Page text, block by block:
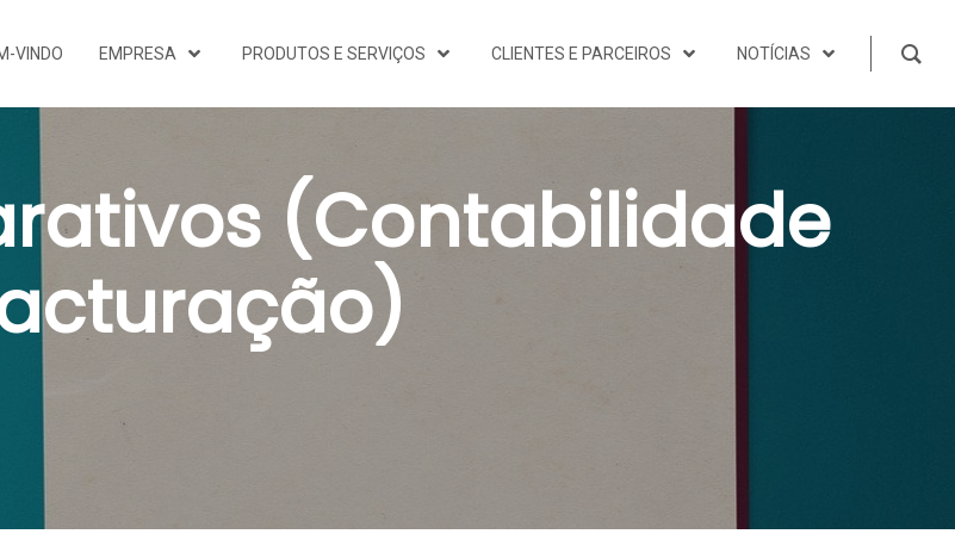
VINDO EMPRESA PRODUTOS E SERVIÇOS CLIENTES E PARCEIROS NOTÍCIAS
(Contabilidade